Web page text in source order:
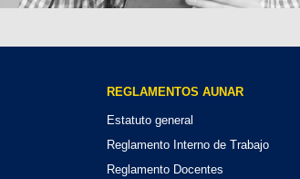
REGLAMENTOS AUNAR
Estatuto general
Reglamento Interno de Trabajo
Reglamento Docentes